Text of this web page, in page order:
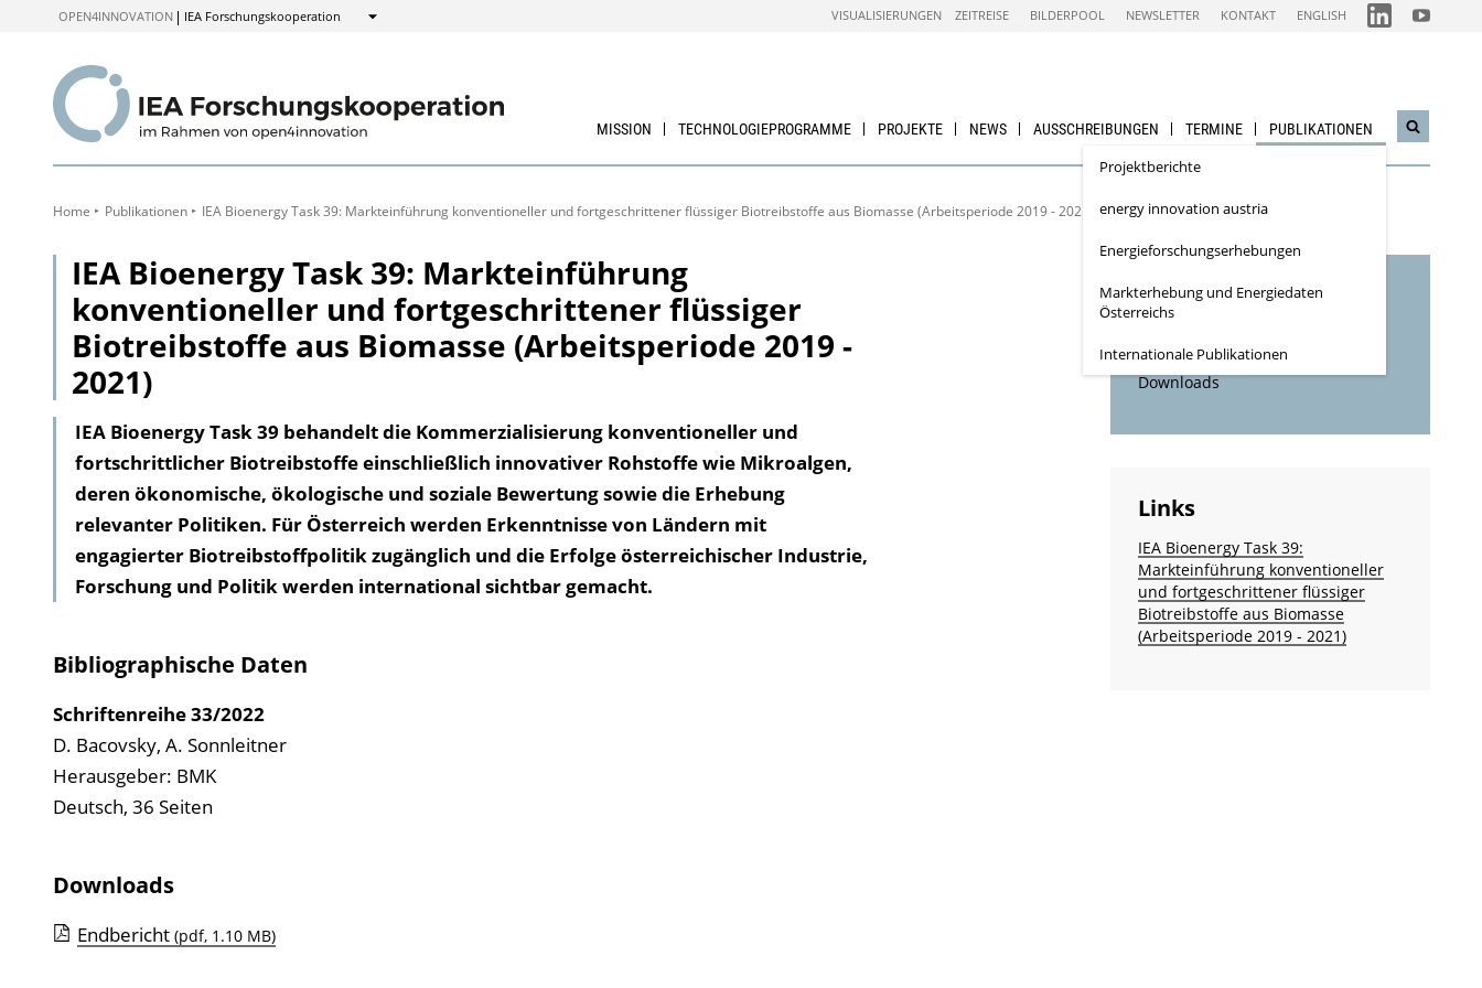
OPEN4INNOVATION IEA Forschungskooperation
Anzeigen
VISUALISIERUNGEN ZEITREISE BILDERPOOL NEWSLETTER KONTAKT ENGLISH FOLGEN
SIE
FOLGEN
SIE
MISSION TECHNOLOGIEPROGRAMME PROJEKTE NEWS AUSSCHREIBUNGEN TERMINE PUBLIKATIONEN
Projektberichte
energy innovation austria
Energieforschungs­erhebungen
Markterhebung und Energiedaten
Österreichs
Internationale Publikationen
Home Publikationen IEA Bioenergy Task 39: Markteinführung konventioneller und fortgeschrittener flüssiger Biotreibstoffe aus Biomasse (Arbeitsperiode 2019 - 2021)
IEA Bioenergy Task 39: Markteinführung
konventioneller und fortgeschrittener flüssiger
Biotreibstoffe aus Biomasse (Arbeitsperiode 2019 -
2021)
IEA Bioenergy Task 39 behandelt die Kommerzialisierung konventioneller und
fortschrittlicher Biotreibstoffe einschließlich innovativer Rohstoffe wie Mikroalgen,
deren ökonomische, ökologische und soziale Bewertung sowie die Erhebung
relevanter Politiken. Für Österreich werden Erkenntnisse von Ländern mit
engagierter Biotreibstoffpolitik zugänglich und die Erfolge österreichischer Industrie,
Forschung und Politik werden international sichtbar gemacht.
Bibliographische Daten
Schriftenreihe33/2022
D. Bacovsky, A. Sonnleitner
Herausgeber: BMK
Deutsch, 36 Seiten
Downloads
Endbericht (pdf, 1.10 MB)
Inhaltsverzeichnis
Bibliographische Daten
Downloads
Links
IEA Bioenergy Task 39:
Markteinführung konventioneller
und fortgeschrittener flüssiger
Biotreibstoffe aus Biomasse
(Arbeitsperiode 2019 - 2021)